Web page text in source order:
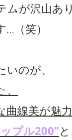
ムが沢山あ
（笑）
のが、
曲線美が魅
プル200”